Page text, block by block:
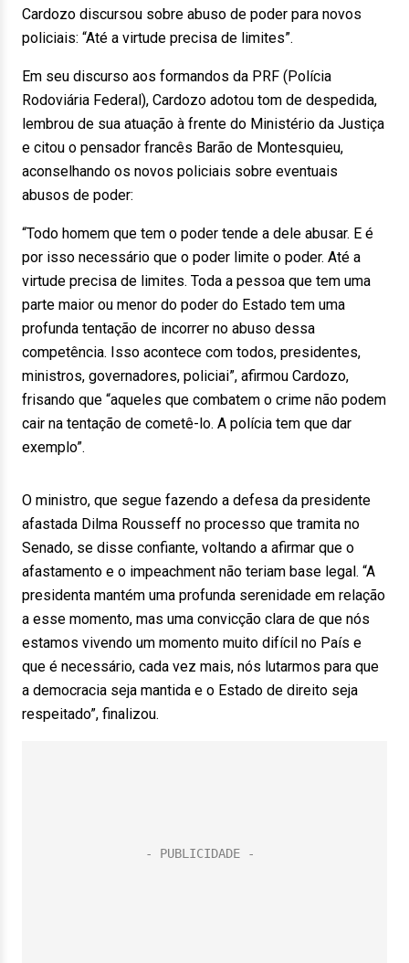
Cardozo discursou sobre abuso de poder para novos
policiais: “Até a virtude precisa de limites”.
Em seu discurso aos formandos da PRF (Polícia
Rodoviária Federal), Cardozo adotou tom de despedida,
lembrou de sua atuação à frente do Ministério da Justiça
e citou o pensador francês Barão de Montesquieu,
aconselhando os novos policiais sobre eventuais
abusos de poder:
“Todo homem que tem o poder tende a dele abusar. E é
por isso necessário que o poder limite o poder. Até a
virtude precisa de limites. Toda a pessoa que tem uma
parte maior ou menor do poder do Estado tem uma
profunda tentação de incorrer no abuso dessa
competência. Isso acontece com todos, presidentes,
ministros, governadores, policiai”, afirmou Cardozo,
frisando que “aqueles que combatem o crime não podem
cair na tentação de cometê-lo. A polícia tem que dar
exemplo”.
O ministro, que segue fazendo a defesa da presidente
afastada Dilma Rousseff no processo que tramita no
Senado, se disse confiante, voltando a afirmar que o
afastamento e o impeachment não teriam base legal. “A
presidenta mantém uma profunda serenidade em relação
a esse momento, mas uma convicção clara de que nós
estamos vivendo um momento muito difícil no País e
que é necessário, cada vez mais, nós lutarmos para que
a democracia seja mantida e o Estado de direito seja
respeitado”, finalizou.